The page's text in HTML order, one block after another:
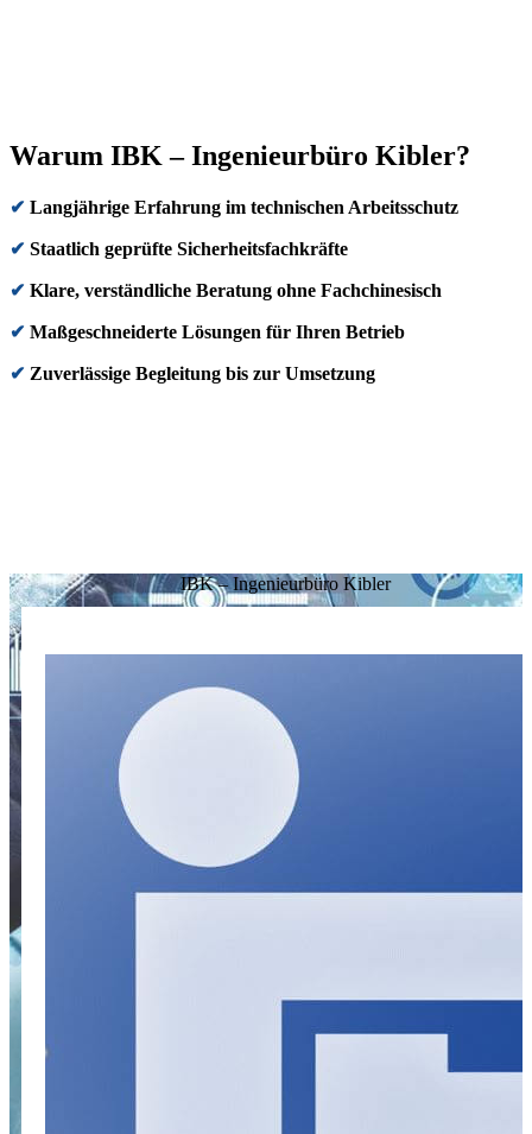
Warum IBK – Ingenieurbüro Kibler?
✔ Langjährige Erfahrung im technischen Arbeitsschutz
✔ Staatlich geprüfte Sicherheitsfachkräfte
✔ Klare, verständliche Beratung ohne Fachchinesisch
✔ Maßgeschneiderte Lösungen für Ihren Betrieb
✔ Zuverlässige Begleitung bis zur Umsetzung
IBK – Ingenieurbüro Kibler